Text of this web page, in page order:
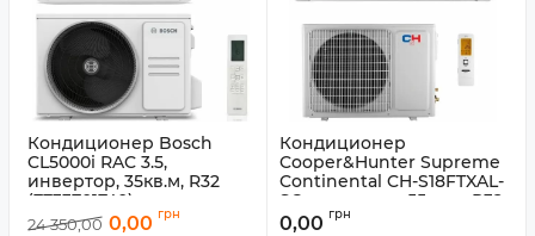
Кондиционер Bosch
CL5000i RAC 3.5,
инвертор, 35кв.м, R32
(7733701740)
Артикул: 7733701740
24 350,00 0,00 грн
Кондиционер
Cooper&Hunter Supreme
Continental CH-S18FTXAL-
SC, инвертор, 55кв.м, R32
Артикул: CH-S18FTXAL-SC
0,00 грн